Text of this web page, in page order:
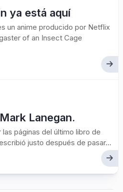
ya está aquí
un anime producido por Netflix
of an Insect Cage
Lanegan.
páginas del último libro de
justo después de pasar...